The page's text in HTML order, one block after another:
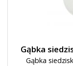
Gąbka
Gąbka